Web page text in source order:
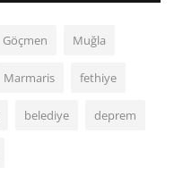
Göçmen Muğla
Marmaris fethiye
belediye deprem